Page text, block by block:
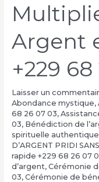
Argent
+229
Laisser un
Abondance mystique,
68 26 07 03,
03, Bénédiction de
spirituelle
D’ARGENT PRIDI
rapide +229 68 26 07
d’argent, Cérémonie
03, Cérémonie de